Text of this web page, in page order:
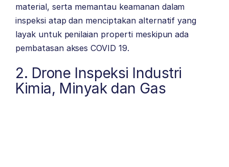
material, serta memantau keamanan dalam
inspeksi atap dan menciptakan alternatif yang
layak untuk penilaian properti meskipun ada
pembatasan akses COVID 19.
2. Drone Inspeksi Industri
Kimia, Minyak dan Gas